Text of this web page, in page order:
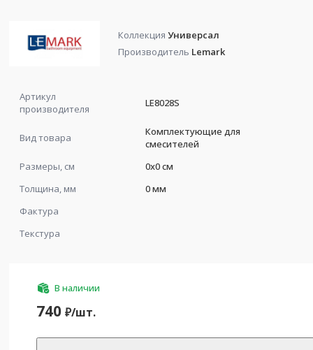
Коллекция Универсал
Производитель Lemark
Артикул
производителя
LE8028S
Вид товара
Комплектующие для
смесителей
Размеры, см
0x0 см
Толщина, мм
0 мм
Фактура
Текстура
В наличии
740 ₽/шт.